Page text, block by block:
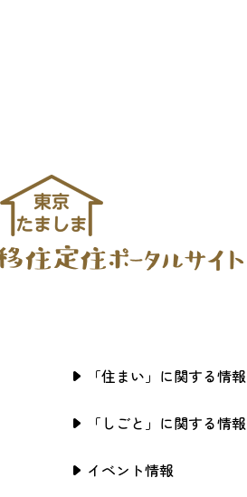
「住まい」に関する情報
「しごと」に関する情報
イベント情報